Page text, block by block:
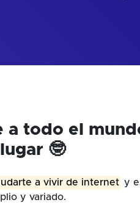
a todo el
🤓
a vivir de internet y
y variado.